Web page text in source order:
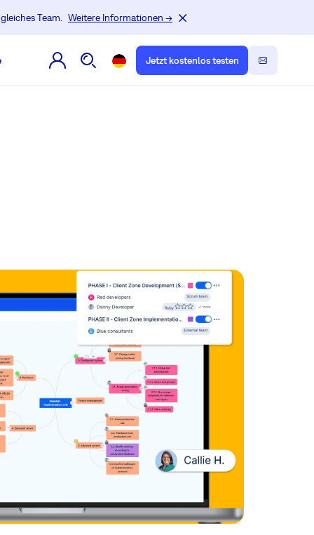
Team. Weitere Informationen →
Jetzt kostenlos testen